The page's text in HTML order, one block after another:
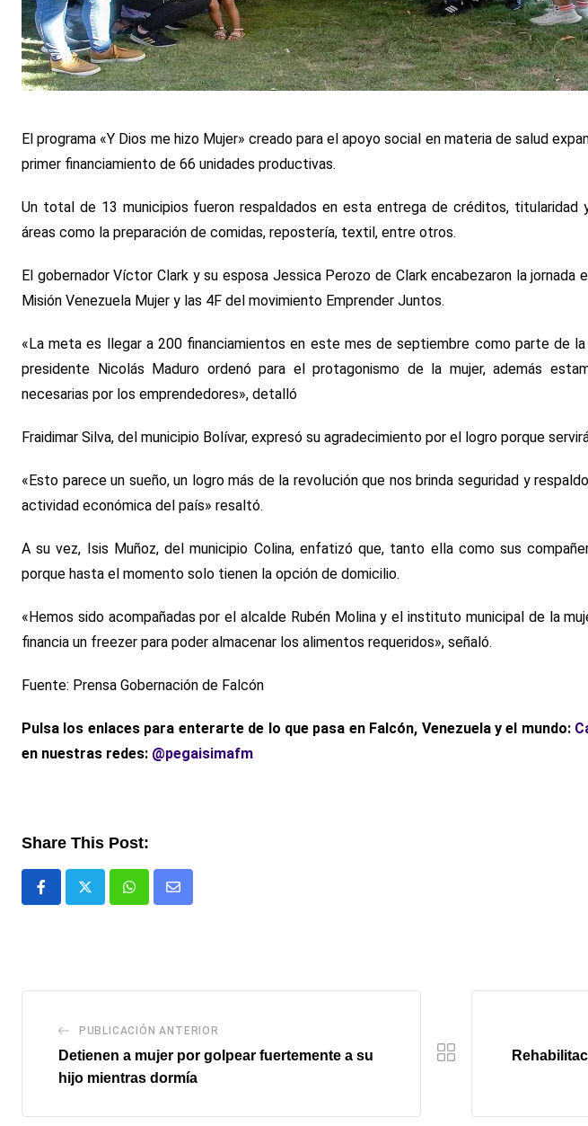
El programa «Y Dios me hizo Mujer» creado para el apoyo social en materia de salud
primer financiamiento de 66 unidades productivas.
Un total de 13 municipios fueron respaldados en esta entrega de créditos,
áreas como la preparación de comidas, repostería, textil, entre otros.
El gobernador Víctor Clark y su esposa Jessica Perozo de Clark encabezaron la
Misión Venezuela Mujer y las 4F del movimiento Emprender Juntos.
«La meta es llegar a 200 financiamientos en este mes de septiembre como parte de
presidente Nicolás Maduro ordenó para el protagonismo de la mujer, además
necesarias por los emprendedores», detalló
Fraidimar Silva, del municipio Bolívar, expresó su agradecimiento por el logro porque
«Esto parece un sueño, un logro más de la revolución que nos brinda seguridad y
actividad económica del país» resaltó.
A su vez, Isis Muñoz, del municipio Colina, enfatizó que, tanto ella como sus
porque hasta el momento solo tienen la opción de domicilio.
«Hemos sido acompañadas por el alcalde Rubén Molina y el instituto municipal de la
financia un freezer para poder almacenar los alimentos requeridos», señaló.
Fuente: Prensa Gobernación de Falcón
Pulsa los enlaces para enterarte de lo que pasa en Falcón, Venezuela y el mundo:
en nuestras redes: @pegaisimafm
Share This Post:
WhatsappComparte
PUBLICACIÓN ANTERIOR
Detienen a mujer por golpear fuertemente a su
hijo mientras dormía